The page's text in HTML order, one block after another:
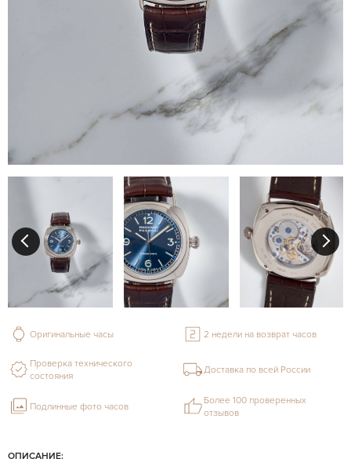
ОПИСАНИЕ:
Оригинальные часы 2 недели на возврат часов
Проверка технического
состояния
Доставка по всей России
Подлинные фото часов
Более 100 проверенных
отзывов